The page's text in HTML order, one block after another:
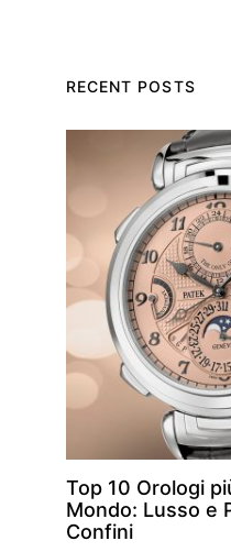
RECENT POSTS
Top 10 Orologi
Mondo: Lusso e
Confini